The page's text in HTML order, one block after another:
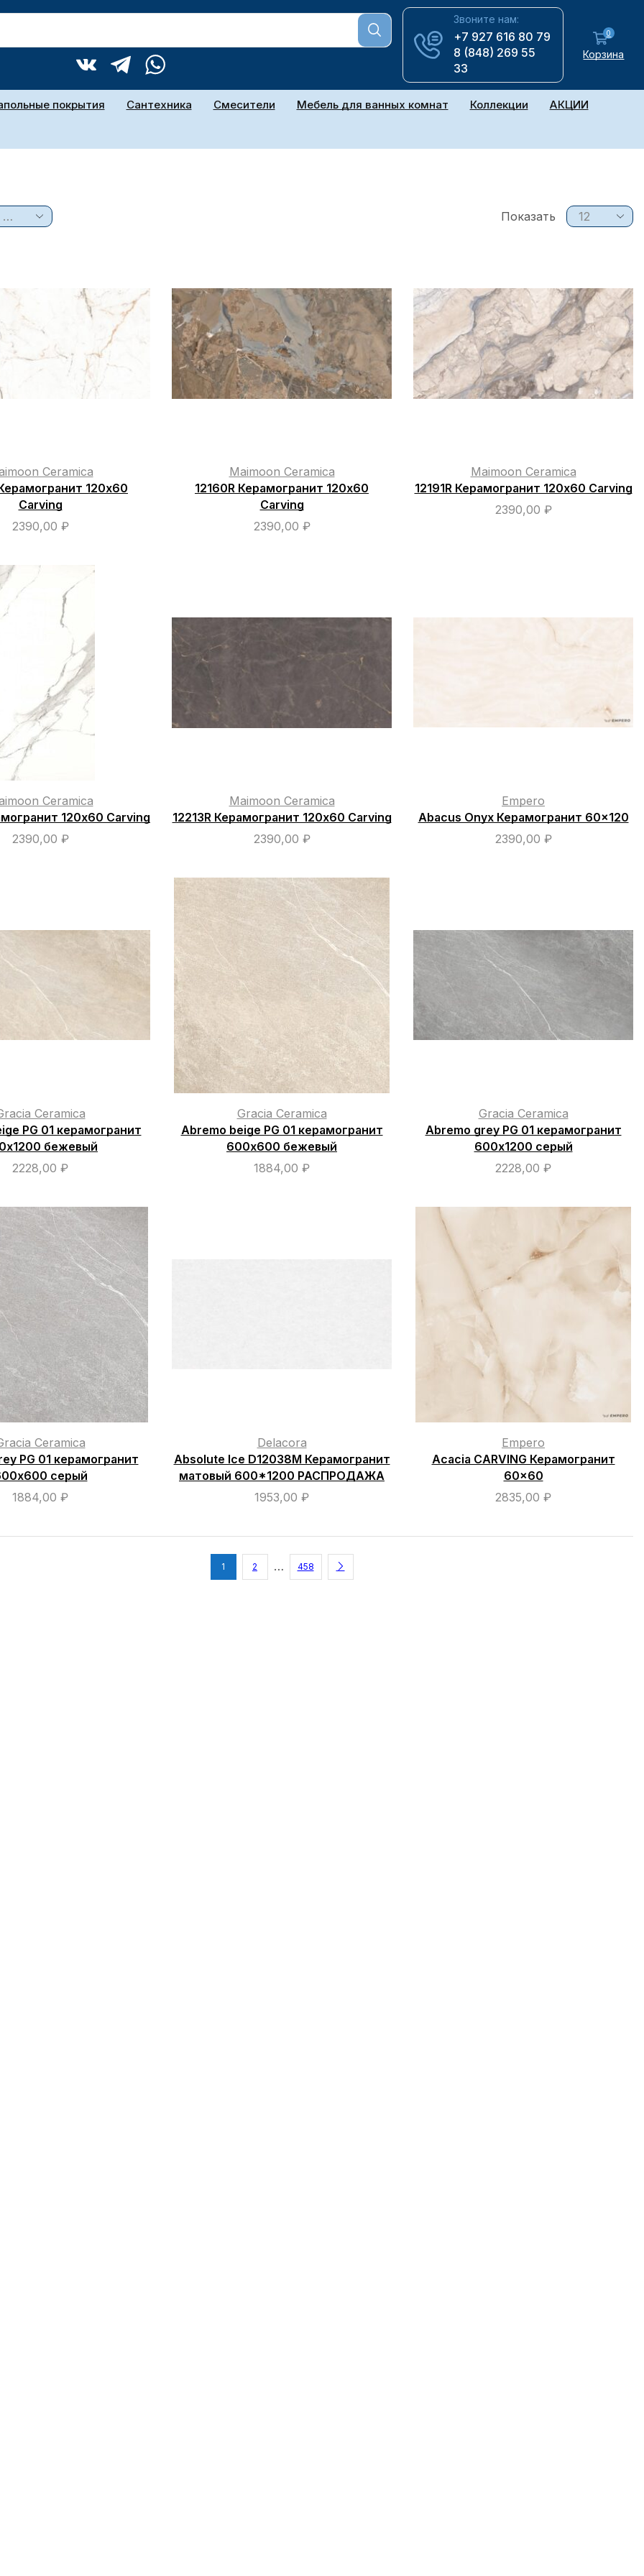
Звоните нам:
+7 927 616 80 79
8 (848) 269 55
33
0
Корзина
покрытия Сантехника Смесители Мебель для ванных комнат Коллекции АКЦИИ
Показать
Ceramica
120х60
Carving
2390,00 ₽
Maimoon Ceramica
12160R Керамогранит 120х60
Carving
2390,00 ₽
Maimoon Ceramica
12191R Керамогранит 120х60 Carving
2390,00 ₽
Ceramica
120х60 Carving
2390,00 ₽
Maimoon Ceramica
12213R Керамогранит 120х60 Carving
2390,00 ₽
Empero
Abacus Onyx Керамогранит 60×120
2390,00 ₽
Ceramica
PG 01 керамогранит
бежевый
2228,00 ₽
Gracia Ceramica
Abremo beige PG 01 керамогранит
600х600 бежевый
1884,00 ₽
Gracia Ceramica
Abremo grey PG 01 керамогранит
600х1200 серый
2228,00 ₽
Ceramica
PG 01 керамогранит
серый
1884,00 ₽
Delacora
Absolute Ice D12038M Керамогранит
матовый 600*1200 РАСПРОДАЖА
1953,00 ₽
Empero
Acacia CARVING Керамогранит
60×60
2835,00 ₽
1 2 … 458